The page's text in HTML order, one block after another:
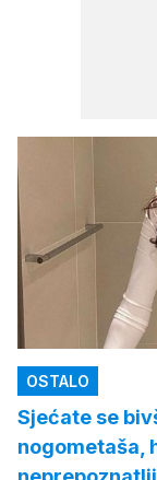
OSTALO
Sjećate se
nogometaša,